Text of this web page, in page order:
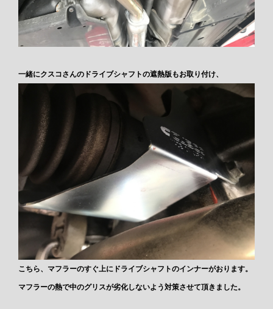
一緒にクスコさんのドライブシャフトの遮熱版もお取り付け、
こちら、マフラーのすぐ上にドライブシャフトのインナーがおります。
マフラーの熱で中のグリスが劣化しないよう対策させて頂きました。